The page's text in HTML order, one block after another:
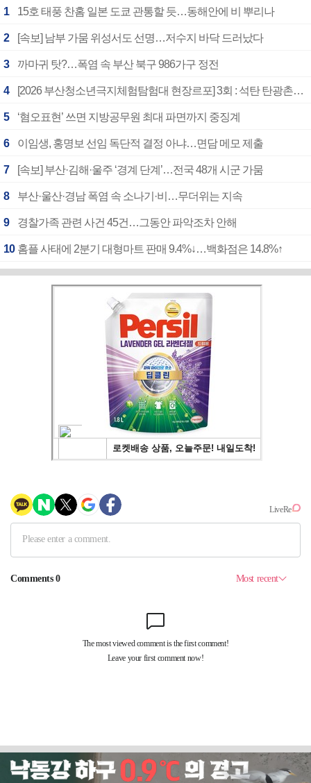
1 15호 태풍 찬홈 일본 도쿄 관통할 듯…동해안에 비 뿌리나
2 [속보] 남부 가뭄 위성서도 선명…저수지 바닥 드러났다
3 까마귀 탓?…폭염 속 부산 북구 986가구 정전
4 [2026 부산청소년극지체험탐험대 현장르포] 3회 : 석탄 탄광촌에서 북극 연구의 중심지로
5 ‘혐오표현’ 쓰면 지방공무원 최대 파면까지 중징계
6 이임생, 홍명보 선임 독단적 결정 아냐…면담 메모 제출
7 [속보] 부산·김해·울주 ‘경계 단계’…전국 48개 시군 가뭄
8 부산·울산·경남 폭염 속 소나기·비…무더위는 지속
9 경찰가족 관련 사건 45건…그동안 파악조차 안해
10 홈플 사태에 2분기 대형마트 판매 9.4%↓…백화점은 14.8%↑